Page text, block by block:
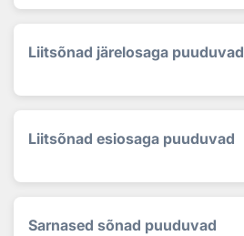
Liitsõnad järelosaga puuduvad
Liitsõnad esiosaga puuduvad
Sarnased sõnad puuduvad